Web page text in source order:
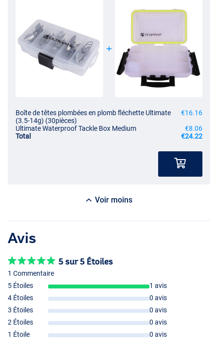
Boîte de têtes plombées en plomb fléchette Ultimate
(3.5-14g) (30pièces)
€16.16
Ultimate Waterproof Tackle Box Medium
€8.06
Total
€24.22
Voir moins
Avis
5 sur 5 Étoiles
1 Commentaire
5 Étoiles
1 avis
4 Étoiles
0 avis
3 Étoiles
0 avis
2 Étoiles
0 avis
1 Étoile
0 avis